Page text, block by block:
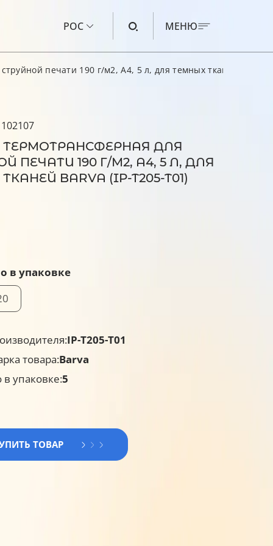
РОС МЕНЮ
ЧЕРНИЛА ДЛЯ BROTHER
ЖИДКОСТЬ ДЛЯ ПРОМЫВКИ
печати 190 г/м2, А4, 5 л, для темных тканей Barva
ДЛЯ
ПЕЧАТИ 190 Г/М2, А4, 5 Л, ДЛЯ
BARVA (IP-T205-T01)
в упаковке
IP-T205-T01
товара:Barva
в упаковке:5
ТОВАР